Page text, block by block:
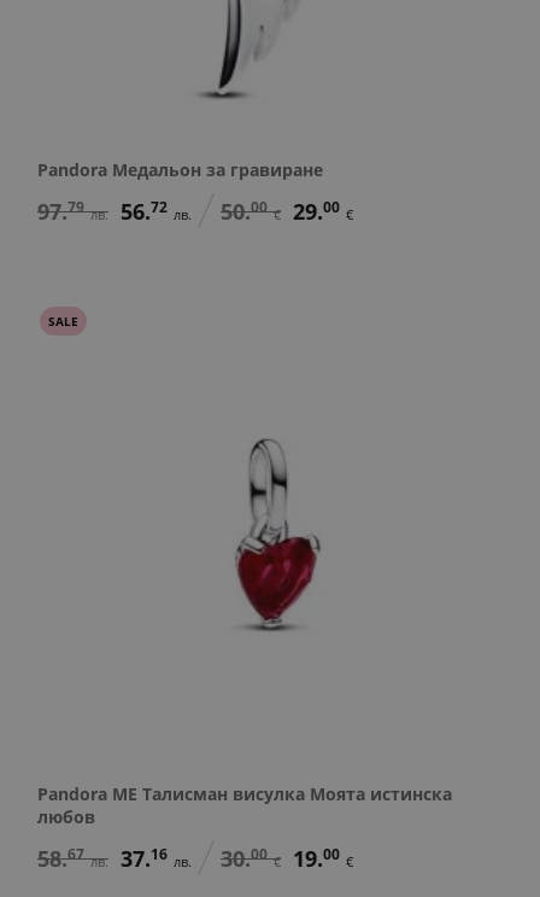
Pandora Медальон за гравиране
97.79 лв. 56.72 лв. 50.00 € 29.00 €
SALE
Pandora ME Талисман висулка Моята истинска
любов
58.67 лв. 37.16 лв. 30.00 € 19.00 €